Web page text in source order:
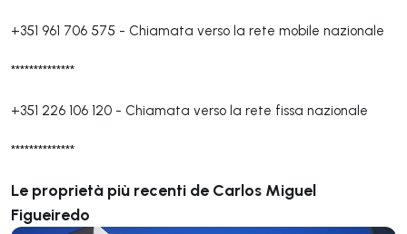
+351 961 706 575 - Chiamata verso la rete mobile nazionale
**************
+351 226 106 120 - Chiamata verso la rete fissa nazionale
**************
Le proprietà più recenti de Carlos Miguel
Figueiredo